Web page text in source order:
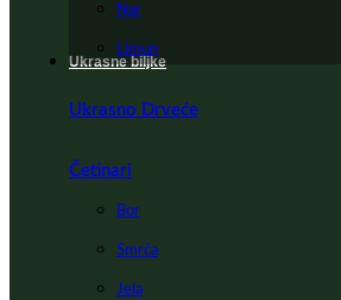
Nar
Limun
Ukrasne biljke
Ukrasno Drveće
Četinari
Bor
Smrča
Jela